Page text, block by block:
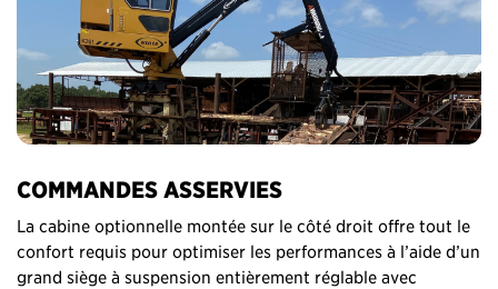
COMMANDES ASSERVIES
La cabine optionnelle montée sur le côté droit offre tout le
confort requis pour optimiser les performances à l’aide d’un
grand siège à suspension entièrement réglable avec